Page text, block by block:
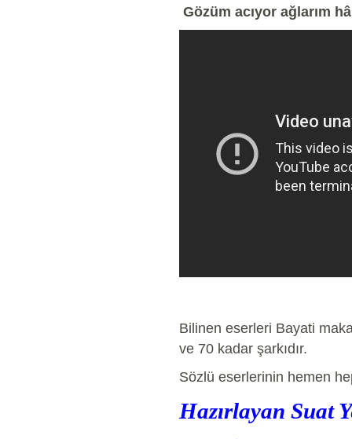
Gözüm acıyor ağlarım
Bilinen eserleri Bayati
ve 70 kadar şarkıdır.
Sözlü eserlerinin hemen
Hazırlayan Suat